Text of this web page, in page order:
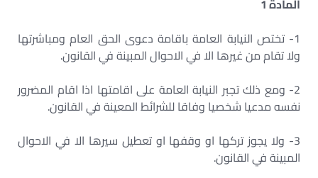
المادة 1
1- تختص النيابة العامة باقامة دعوى الحق العام ومباشرتها
ولا تقام من غيرها الا في الاحوال المبينة في القانون.
2- ومع ذلك تجبر النيابة العامة على اقامتها اذا اقام المضرور
نفسه مدعيا شخصيا وفاقا للشرائط المعينة في القانون.
3- ولا يجوز تركها او وقفها او تعطيل سيرها الا في الاحوال
المبينة في القانون.